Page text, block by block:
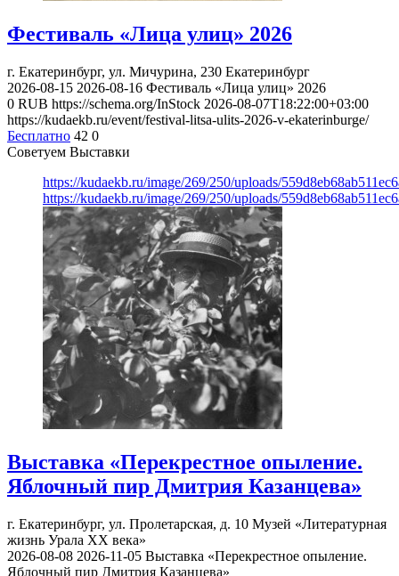
Фестиваль «Лица улиц» 2026
г. Екатеринбург, ул. Мичурина, 230 Екатеринбург
2026-08-15 2026-08-16 Фестиваль «Лица улиц» 2026
0 RUB https://schema.org/InStock 2026-08-07T18:22:00+03:00
https://kudaekb.ru/event/festival-litsa-ulits-2026-v-ekaterinburge/
Бесплатно 42 0
Советуем Выставки
https://kudaekb.ru/image/269/250/uploads/
https://kudaekb.ru/image/269/250/uploads/
Выставка «Перекрестное опыление.
Яблочный пир Дмитрия Казанцева»
г. Екатеринбург, ул. Пролетарская, д. 10 Музей «Литературная
жизнь Урала ХХ века»
2026-08-08 2026-11-05 Выставка «Перекрестное опыление.
Яблочный пир Дмитрия Казанцева»